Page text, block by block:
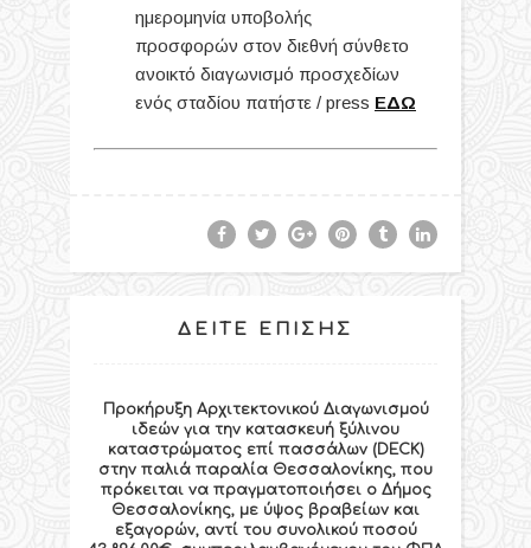
ημερομηνία υποβολής
προσφορών στον διεθνή σύνθετο
ανοικτό διαγωνισμό προσχεδίων
ενός σταδίου πατήστε / press ΕΔΩ
ΔΕΊΤΕ ΕΠΊΣΗΣ
Προκήρυξη Αρχιτεκτονικού Διαγωνισμού
ιδεών για την κατασκευή ξύλινου
καταστρώματος επί πασσάλων (DECK)
στην παλιά παραλία Θεσσαλονίκης, που
πρόκειται να πραγματοποιήσει ο Δήμος
Θεσσαλονίκης, με ύψος βραβείων και
εξαγορών, αντί του συνολικού ποσού